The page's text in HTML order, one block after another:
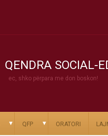
QENDRA SOCIAL-
ec, shko përpara me don boskon!
▼ QFP ▼ ORATORI